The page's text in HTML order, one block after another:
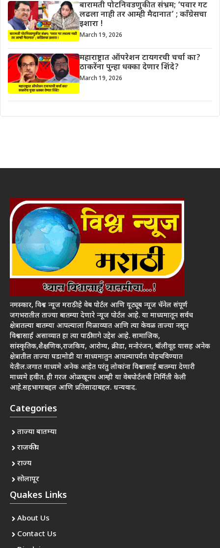
बारामती पोटनिवडणुकीत संभ्रम; ‘पवार गट
लढला नाही तर आम्ही मैदानात’ ; काँग्रेसचा
इशारा !
March 19, 2026
महाराष्ट्रात ऑपरेशन टायगरची चर्चा का?
ठाकरेंना पुन्हा धक्का देणार शिंदे?
March 19, 2026
नमस्कार, विश्व न्यूज मराठी हे वेब पोर्टल आणि यूट्यूब न्यूज चॅनेल संपूर्ण
जगभरातील ताज्या बातम्या देणारे न्यूज पोर्टल आहे. या माध्यमातून सर्वच
क्षेत्रातल्या बातम्या आपल्याला मिळाव्यात आणि त्या केवळ ताज्या नसून
विश्वासार्ह असाव्यात हा त्या पाठीमागे उद्देश आहे. सामाजिक,
सांस्कृतिक,शैक्षणिक,राजकिय, आरोग्य, क्रीडा, मनोरंजन, बॉलीवूड यासह अनेक
क्षेत्रातील ताज्या घडामोडी या माध्यमातुन आपल्यापर्यंत पोहचविण्यात
येतील.जगात माध्यमे अनेक आहेत परंतु लोकांना विश्वासार्ह बातम्या देणारी
माध्यमे हवीत. ही गरज ओळखूनच आम्ही या वेबपोर्टलची निर्मिती केली
आहे.सहभागाबद्दल आणि प्रतिसादाबद्दल. धन्यवाद.
Categories
ताज्या बातम्या
राजकीय
राज्य
सोलापूर
Quakes Links
About Us
Contact Us